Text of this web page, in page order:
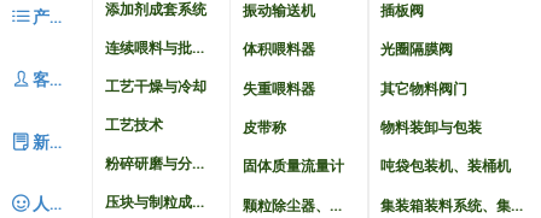
ꂇ 产品中心
ꄑ 客户案例
ꂓ 新闻动态
ꂑ 人力资源
添加剂成套系统
连续喂料与批量配料系统
工艺干燥与冷却
工艺技术
粉碎研磨与分级成套系统
压块与制粒成套系统
振动输送机
体积喂料器
失重喂料器
皮带称
固体质量流量计
颗粒除尘器、颗粒淘洗器
插板阀
光圈隔膜阀
其它物料阀门
物料装卸与包装
吨袋包装机、装桶机
集装箱装料系统、集装箱卸料系统